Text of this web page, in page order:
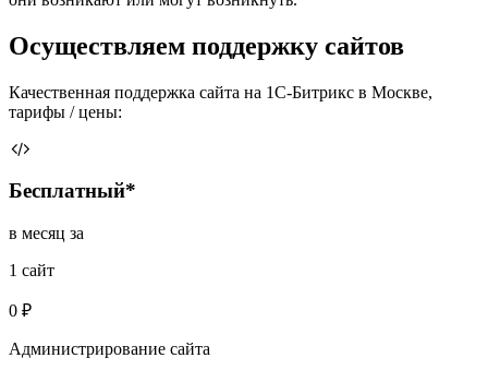
Осуществляем поддержку сайтов
Качественная поддержка сайта на 1С-Битрикс в Москве,
тарифы / цены:
Бесплатный*
в месяц за
1 сайт
0 ₽
Администрирование сайта